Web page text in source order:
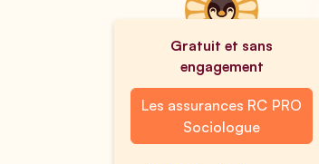
Gratuit et sans
engagement
Les assurances RC PRO
Sociologue